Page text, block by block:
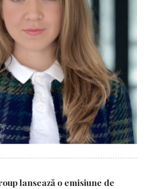
lansează o emisiune de